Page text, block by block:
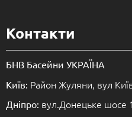
Контакти
БНВ Басейни УКРАЇНА
Київ: Район Жуляни, вул
Дніпро: вул.Донецьке шосе